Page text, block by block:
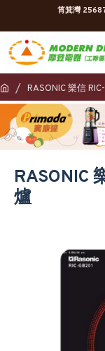
筲箕灣
RASONIC 樂信
RASONIC
爐